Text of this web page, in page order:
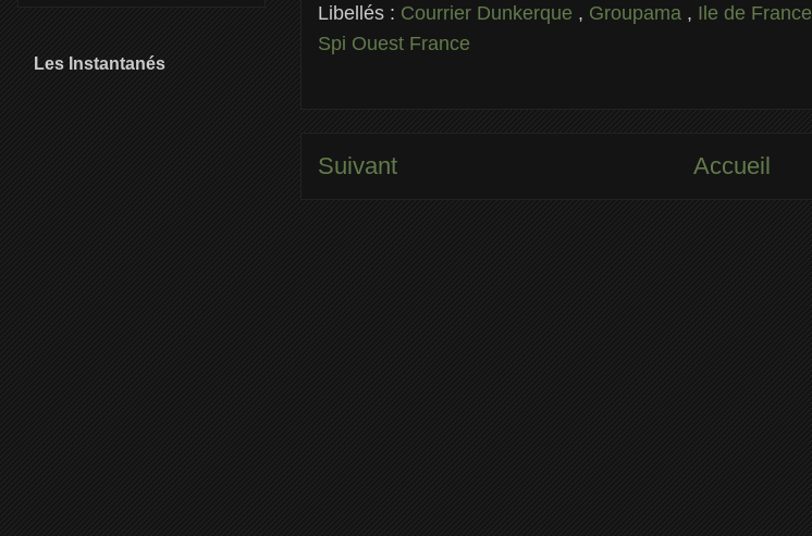
Libellés : Courrier Dunkerque , Groupama , Ile de France
Spi Ouest France
Suivant Accueil
Les Instantanés